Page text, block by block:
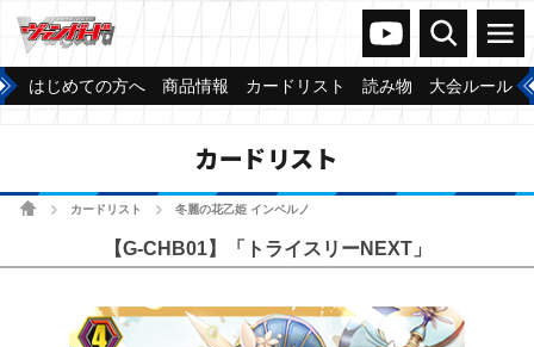
ヴァンガードch
検索 メニュー
はじめての方へ 商品情報 カードリスト 読み物 大会ルール
カードリスト
ホームカードリスト 冬麗の花乙姫 インベルノ
【G-CHB01】「トライスリーNEXT」